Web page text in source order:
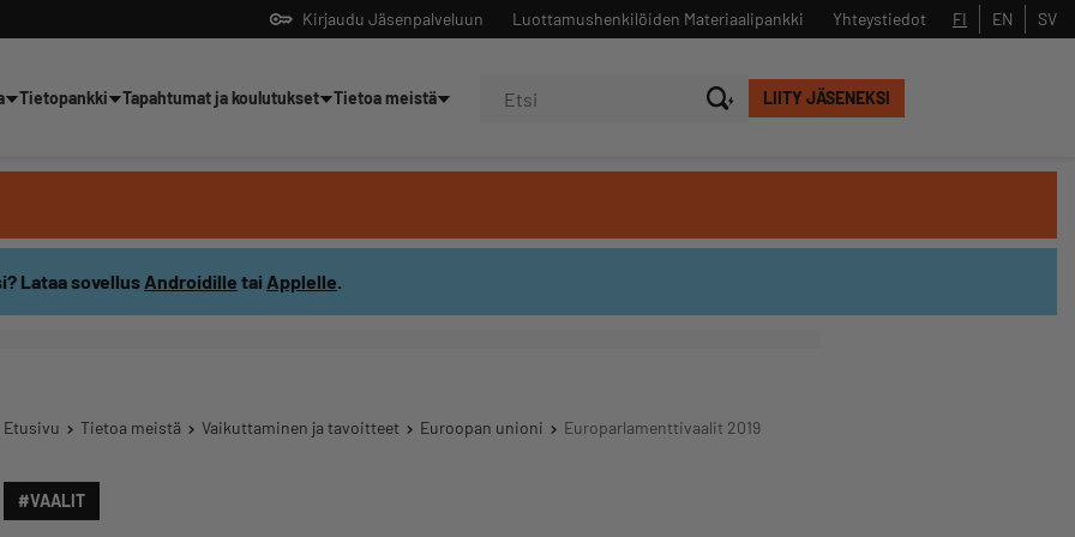
Kirjaudu Jäsenpalveluun Yhteystiedot
Luottamushenkilöiden Materiaalipankki FI EN SV
LIITY JÄSENEKSI
Tietopankki Tapahtumat ja koulutukset Tietoa meistä
Lataa sovellus Androidille tai Applelle.
Etusivu Tietoa meistä Vaikuttaminen ja tavoitteet Euroopan unioni Europarlamenttivaalit 2019
#VAALIT
Sulje
tekoälyltä